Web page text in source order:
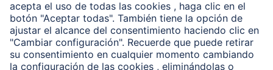
Compañía
Historia de la empresa